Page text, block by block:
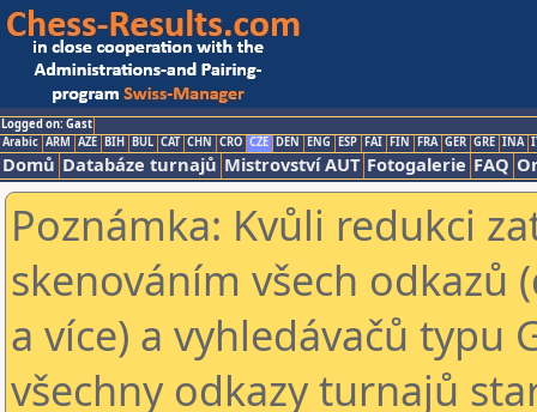
Logged on: Gast
Arabic ARM AZE BIH BUL CAT CHN CRO CZE DEN ENG ESP FAI FIN FRA GER GRE INA
Domů Databáze turnajů Mistrovství AUT Fotogalerie FAQ
Poznámka: Kvůli redukci
skenováním všech odkazů
a více) a vyhledávačů typu
všechny odkazy turnajů